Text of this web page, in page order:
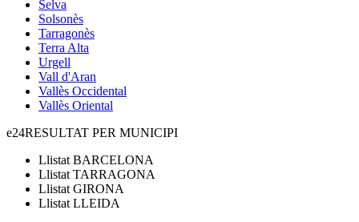
Selva
Solsonès
Tarragonès
Terra Alta
Urgell
Vall d'Aran
Vallès Occidental
Vallès Oriental
e24RESULTAT PER MUNICIPI
Llistat BARCELONA
Llistat TARRAGONA
Llistat GIRONA
Llistat LLEIDA